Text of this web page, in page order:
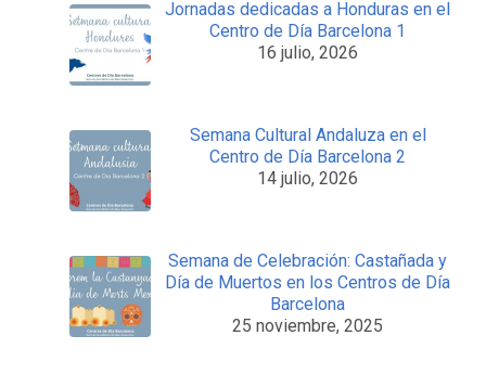
Jornadas dedicadas a Honduras en el
Centro de Día Barcelona 1
16 julio, 2026
Semana Cultural Andaluza en el
Centro de Día Barcelona 2
14 julio, 2026
Semana de Celebración: Castañada y
Día de Muertos en los Centros de Día
Barcelona
25 noviembre, 2025